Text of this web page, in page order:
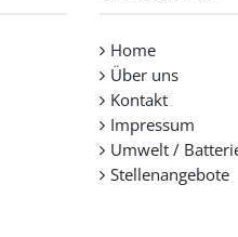
Home
Über uns
Kontakt
Impressum
Umwelt /
Stellenangebote